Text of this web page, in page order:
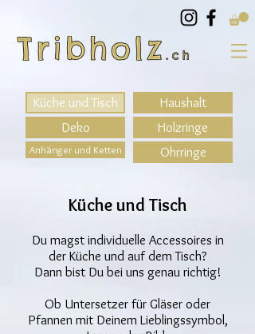
Küche und Tisch
Haushalt
Deko
Holzringe
Anhänger und Ketten Ohrringe
Küche und Tisch
Du magst individuelle Accessoires in
der Küche und auf dem Tisch?
Dann bist Du bei uns genau richtig!
Ob Untersetzer für Gläser oder
Pfannen mit Deinem Lieblingssymbol,